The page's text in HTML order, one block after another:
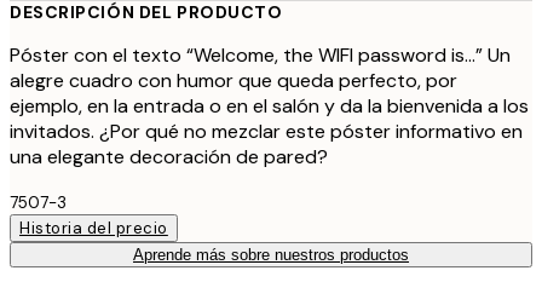
DESCRIPCIÓN DEL PRODUCTO
Póster con el texto “Welcome, the WIFI password is...” Un
alegre cuadro con humor que queda perfecto, por
ejemplo, en la entrada o en el salón y da la bienvenida a los
invitados. ¿Por qué no mezclar este póster informativo en
una elegante decoración de pared?
7507-3
Historia del precio
Aprende más sobre nuestros productos